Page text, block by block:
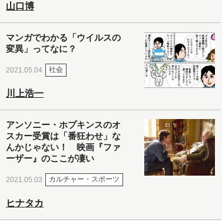
山口博
マンガでわかる「ウイルスの
変異」ってなに？
2021.05.04 社会
川上浩一
アンソニー・ホプキンスのオ
スカー受賞は「番狂わせ」な
んかじゃない！ 映画『ファ
ーザー』のここが凄い
2021.05.03 カルチャー・スポーツ
ヒナタカ